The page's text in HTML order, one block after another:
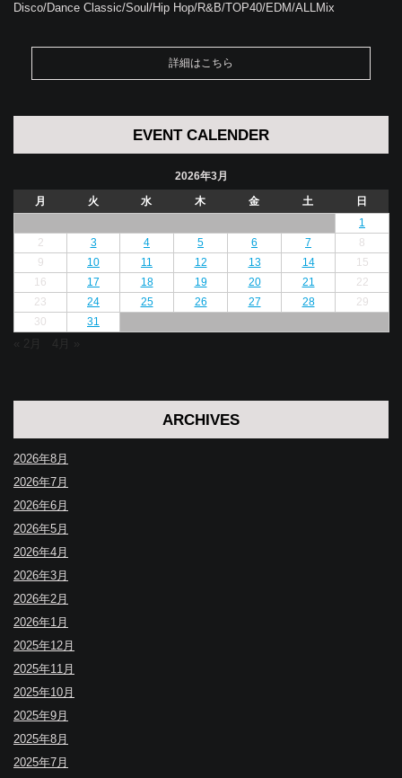
Disco/Dance Classic/Soul/Hip Hop/R&B/TOP40/EDM/ALLMix
詳細はこちら
EVENT CALENDER
2026年3月
月
火 水 木 金 土
日
1
2
3 4 5 6 7
8
9
10 11 12 13 14
15
16
17 18 19 20 21
22
23
24 25 26 27 28
29
30
31
« 2月
ARCHIVES
2026年8月
2026年7月
2026年6月
2026年5月
2026年4月
2026年3月
2026年2月
2026年1月
2025年12月
2025年11月
2025年10月
2025年9月
2025年8月
2025年7月